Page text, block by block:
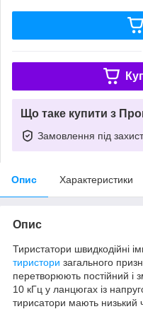
Що таке купити з
Замовлення під
Опис Характеристики
Опис
Тиристатори швидкодійні
тиристори загального
перетворюють постійний і
10 кГц у ланцюгах із
тирисатори мають низький